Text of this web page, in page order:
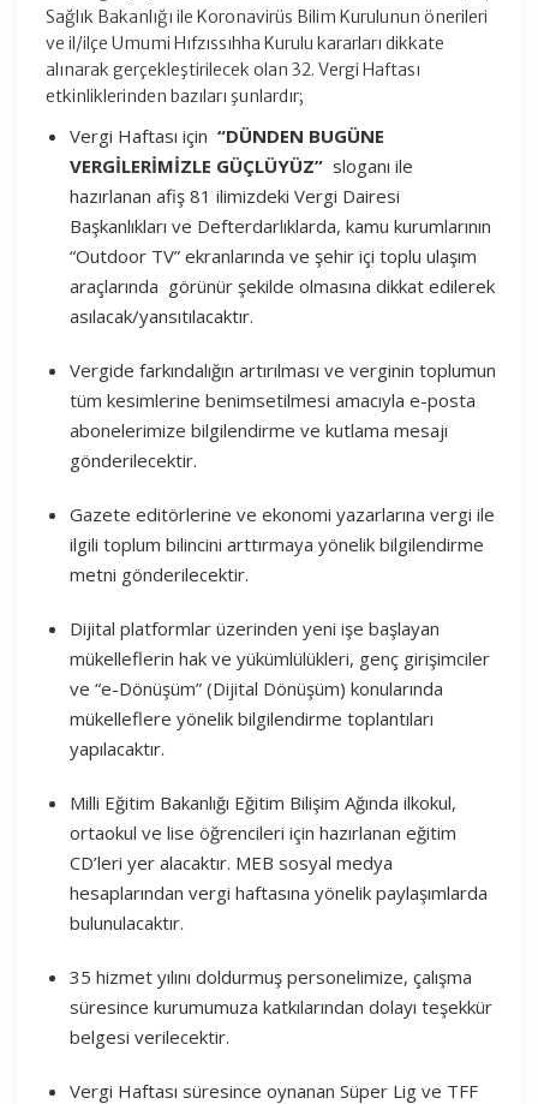
Sağlık Bakanlığı ile Koronavirüs Bilim Kurulunun önerileri
ve il/ilçe Umumi Hıfzıssıhha Kurulu kararları dikkate
alınarak gerçekleştirilecek olan 32. Vergi Haftası
etkinliklerinden bazıları şunlardır;
Vergi Haftası için “DÜNDEN BUGÜNE
VERGİLERİMİZLE GÜÇLÜYÜZ” sloganı ile
hazırlanan afiş 81 ilimizdeki Vergi Dairesi
Başkanlıkları ve Defterdarlıklarda, kamu kurumlarının
“Outdoor TV” ekranlarında ve şehir içi toplu ulaşım
araçlarında görünür şekilde olmasına dikkat edilerek
asılacak/yansıtılacaktır.
Vergide farkındalığın artırılması ve verginin toplumun
tüm kesimlerine benimsetilmesi amacıyla e-posta
abonelerimize bilgilendirme ve kutlama mesajı
gönderilecektir.
Gazete editörlerine ve ekonomi yazarlarına vergi ile
ilgili toplum bilincini arttırmaya yönelik bilgilendirme
metni gönderilecektir.
Dijital platformlar üzerinden yeni işe başlayan
mükelleflerin hak ve yükümlülükleri, genç girişimciler
ve “e-Dönüşüm” (Dijital Dönüşüm) konularında
mükelleflere yönelik bilgilendirme toplantıları
yapılacaktır.
Milli Eğitim Bakanlığı Eğitim Bilişim Ağında ilkokul,
ortaokul ve lise öğrencileri için hazırlanan eğitim
CD’leri yer alacaktır. MEB sosyal medya
hesaplarından vergi haftasına yönelik paylaşımlarda
bulunulacaktır.
35 hizmet yılını doldurmuş personelimize, çalışma
süresince kurumumuza katkılarından dolayı teşekkür
belgesi verilecektir.
Vergi Haftası süresince oynanan Süper Lig ve TFF